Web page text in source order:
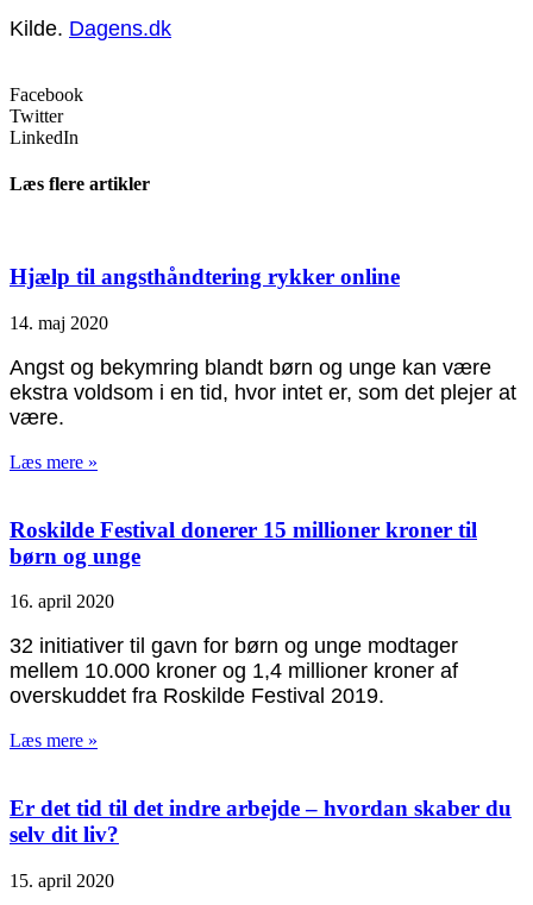
Kilde. Dagens.dk
Facebook
Twitter
LinkedIn
Læs flere artikler
Hjælp til angsthåndtering rykker online
14. maj 2020
Angst og bekymring blandt børn og unge kan være
ekstra voldsom i en tid, hvor intet er, som det plejer at
være.
Læs mere »
Roskilde Festival donerer 15 millioner kroner til
børn og unge
16. april 2020
32 initiativer til gavn for børn og unge modtager
mellem 10.000 kroner og 1,4 millioner kroner af
overskuddet fra Roskilde Festival 2019.
Læs mere »
Er det tid til det indre arbejde – hvordan skaber du
selv dit liv?
15. april 2020